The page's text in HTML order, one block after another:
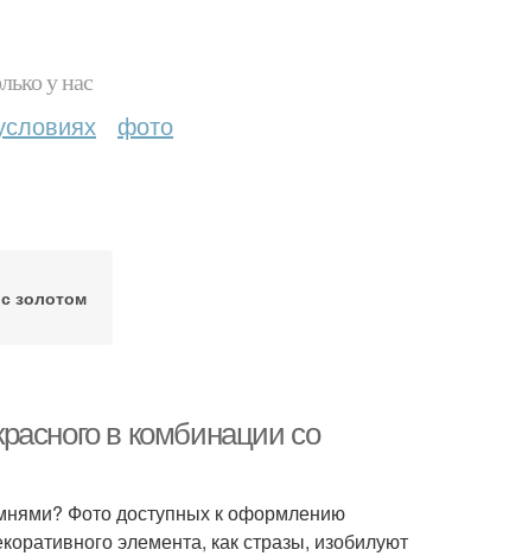
у нас
фото
золотом
в комбинации со
Фото доступных к оформлению
элемента, как стразы, изобилуют